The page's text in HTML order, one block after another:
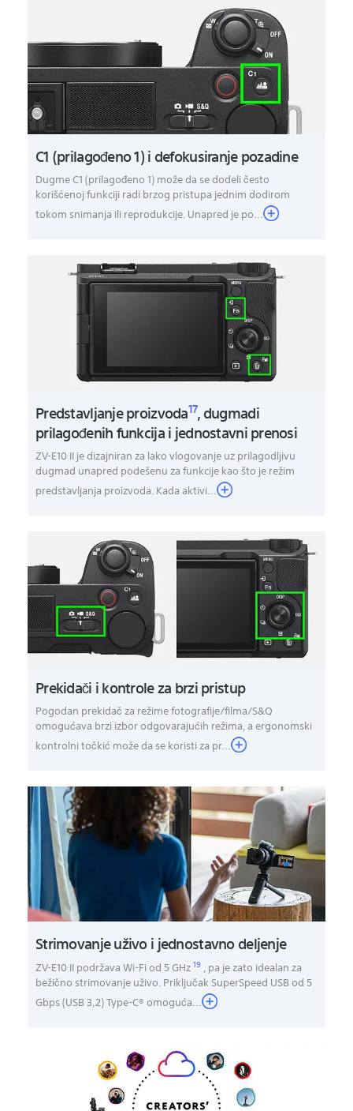
C1 (prilagođeno 1) i defokusiranje pozadine
Dugme C1 (prilagođeno 1) može da se dodeli često
korišćenoj funkciji radi brzog pristupa jednim dodirom
tokom snimanja ili reprodukcije. Unapred je po...
Predstavljanje proizvoda17, dugmadi
prilagođenih funkcija i jednostavni prenosi
ZV-E10 II je dizajniran za lako vlogovanje uz prilagodljivu
dugmad unapred podešenu za funkcije kao što je režim
predstavljanja proizvoda. Kada aktivi...
Prekidači i kontrole za brzi pristup
Pogodan prekidač za režime fotografije/filma/S&Q
omogućava brzi izbor odgovarajućih režima, a ergonomski
kontrolni točkić može da se koristi za pr...
Strimovanje uživo i jednostavno deljenje
ZV-E10 II podržava Wi-Fi od 5 GHz19, pa je zato idealan za
bežično strimovanje uživo. Priključak SuperSpeed USB od 5
Gbps (USB 3,2) Type-C® omoguća...